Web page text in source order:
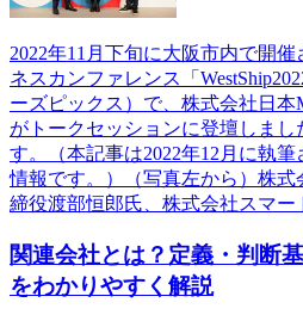
2022年11月下旬に大阪市内で開
ネスカンファレンス「
ーズピックス）で、株式会社日
がトークセッションに登壇しまし
す。（本記事は2022年12月に執
情報です。）（写真左から）株
締役渡部恒郎氏、株式会社スマ
関連会社とは？定義・判断
をわかりやすく解説